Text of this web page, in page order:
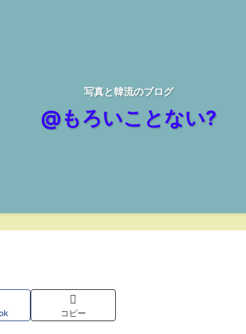
写真と韓流のブログ
@もろいことない?
コピー